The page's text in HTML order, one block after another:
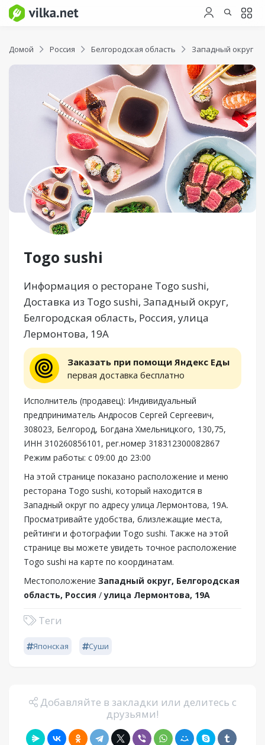
Домой Россия Белгородская область Западный округ
Togo sushi
Информация о ресторане Togo sushi,
Доставка из Togo sushi, Западный округ,
Белгородская область, Россия, улица
Лермонтова, 19А
Заказать при помощи Яндекс Еды
первая доставка бесплатно
Исполнитель (продавец): Индивидуальный
предприниматель Андросов Сергей Сергеевич,
308023, Белгород, Богдана Хмельницкого, 130,75,
ИНН 310260856101, рег.номер 318312300082867
Режим работы: с 09:00 до 23:00
На этой странице показано расположение и меню
ресторана Togo sushi, который находится в
Западный округ по адресу улица Лермонтова, 19А.
Просматривайте удобства, близлежащие места,
рейтинги и фотографии Togo sushi. Также на этой
странице вы можете увидеть точное расположение
Togo sushi на карте по координатам.
Местоположение Западный округ, Белгородская
область, Россия /улица Лермонтова, 19А
Теги
Японская Суши
Добавляйте в закладки или делитесь с
друзьями!